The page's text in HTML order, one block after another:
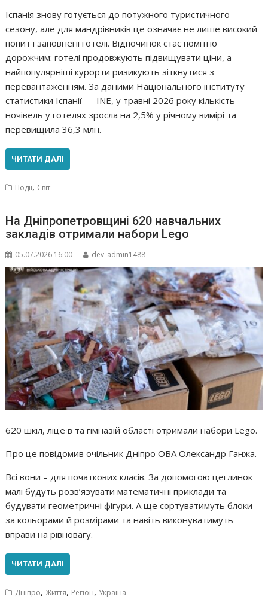
Іспанія знову готується до потужного туристичного
сезону, але для мандрівників це означає не лише високий
попит і заповнені готелі. Відпочинок стає помітно
дорожчим: готелі продовжують підвищувати ціни, а
найпопулярніші курорти ризикують зіткнутися з
перевантаженням. За даними Національного інституту
статистики Іспанії — INE, у травні 2026 року кількість
ночівель у готелях зросла на 2,5% у річному вимірі та
перевищила 36,3 млн.
ЧИТАТИ ДАЛІ
Події, Світ
На Дніпропетровщині 620 навчальних
закладів отримали набори Lego
05.07.2026 16:00 dev_admin1488
620 шкіл, ліцеїв та гімназій області отримали набори Lego.
Про це повідомив очільник Дніпро ОВА Олександр Ганжа.
Всі вони – для початкових класів. За допомогою цеглинок
малі будуть розв’язувати математичні приклади та
будувати геометричні фігури. А ще сортуватимуть блоки
за кольорами й розмірами та навіть виконуватимуть
вправи на рівновагу.
ЧИТАТИ ДАЛІ
Дніпро,Життя, Регіон,Україна